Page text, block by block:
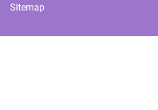
Sitemap